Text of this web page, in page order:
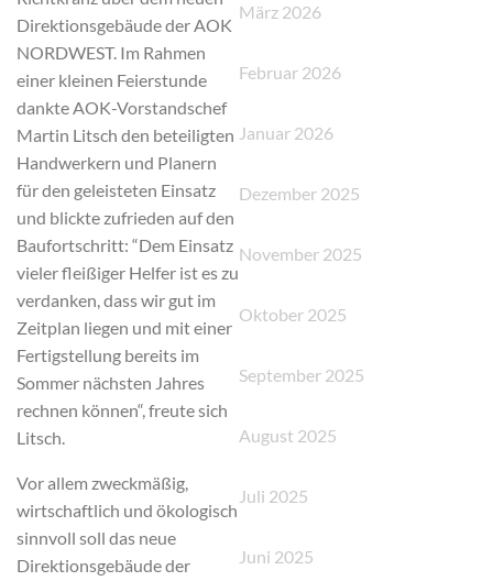
Direktionsgebäude der AOK
NORDWEST. Im Rahmen
einer kleinen Feierstunde
dankte AOK-Vorstandschef
Martin Litsch den beteiligten
Handwerkern und Planern
für den geleisteten Einsatz
und blickte zufrieden auf den
Baufortschritt: “Dem Einsatz
vieler fleißiger Helfer ist es zu
verdanken, dass wir gut im
Zeitplan liegen und mit einer
Fertigstellung bereits im
Sommer nächsten Jahres
rechnen können“, freute sich
Litsch.
Vor allem zweckmäßig,
wirtschaftlich und ökologisch
sinnvoll soll das neue
Direktionsgebäude der
März 2026
Februar 2026
Januar 2026
Dezember 2025
November 2025
Oktober 2025
September 2025
August 2025
Juli 2025
Juni 2025